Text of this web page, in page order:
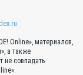
Online», материалов,
а также
не совпадать